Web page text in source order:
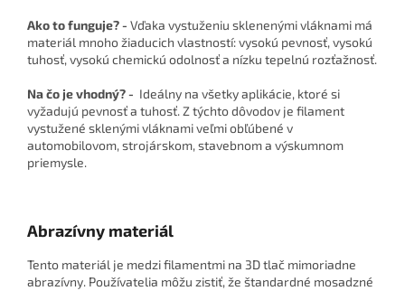
Ako to funguje? - Vďaka vystuženiu sklenenými vláknami má
materiál mnoho žiaducich vlastností: vysokú pevnosť, vysokú
tuhosť, vysokú chemickú odolnosť a nízku tepelnú rozťažnosť.
Na čo je vhodný? - Ideálny na všetky aplikácie, ktoré si
vyžadujú pevnosť a tuhosť. Z týchto dôvodov je filament
vystužené sklenými vláknami veľmi obľúbené v
automobilovom, strojárskom, stavebnom a výskumnom
priemysle.
Abrazívny materiál
Tento materiál je medzi filamentmi na 3D tlač mimoriadne
abrazívny. Používatelia môžu zistiť, že štandardné mosadzné